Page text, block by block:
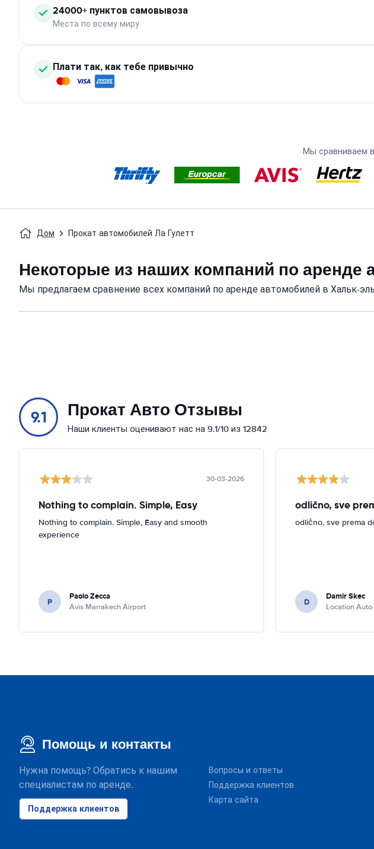
24000+ пунктов самовывоза
Места по всему миру
Плати так, как тебе привычно
Мы сравниваем
Дом Прокат автомобилей Ла Гулетт
Некоторые из наших компаний по
Мы предлагаем сравнение всех компаний по аренде автомобилей в Хальк-
9.1 Прокат Авто Отзывы
Наши клиенты оценивают нас на 9.1/10 из 12842
30-03-2026
Nothing to complain. Simple, Easy
Nothing to complain. Simple, Easy and smooth
experience
P Paolo Zecca
Avis Marrakech Airport
odlično, sve
odlično, sve prema
D Damir Skec
Location
Помощь и контакты
Нужна помощь? Обратись к нашим
специалистам по аренде.
Поддержка клиентов
Вопросы и ответы
Поддержка клиентов
Карта сайта